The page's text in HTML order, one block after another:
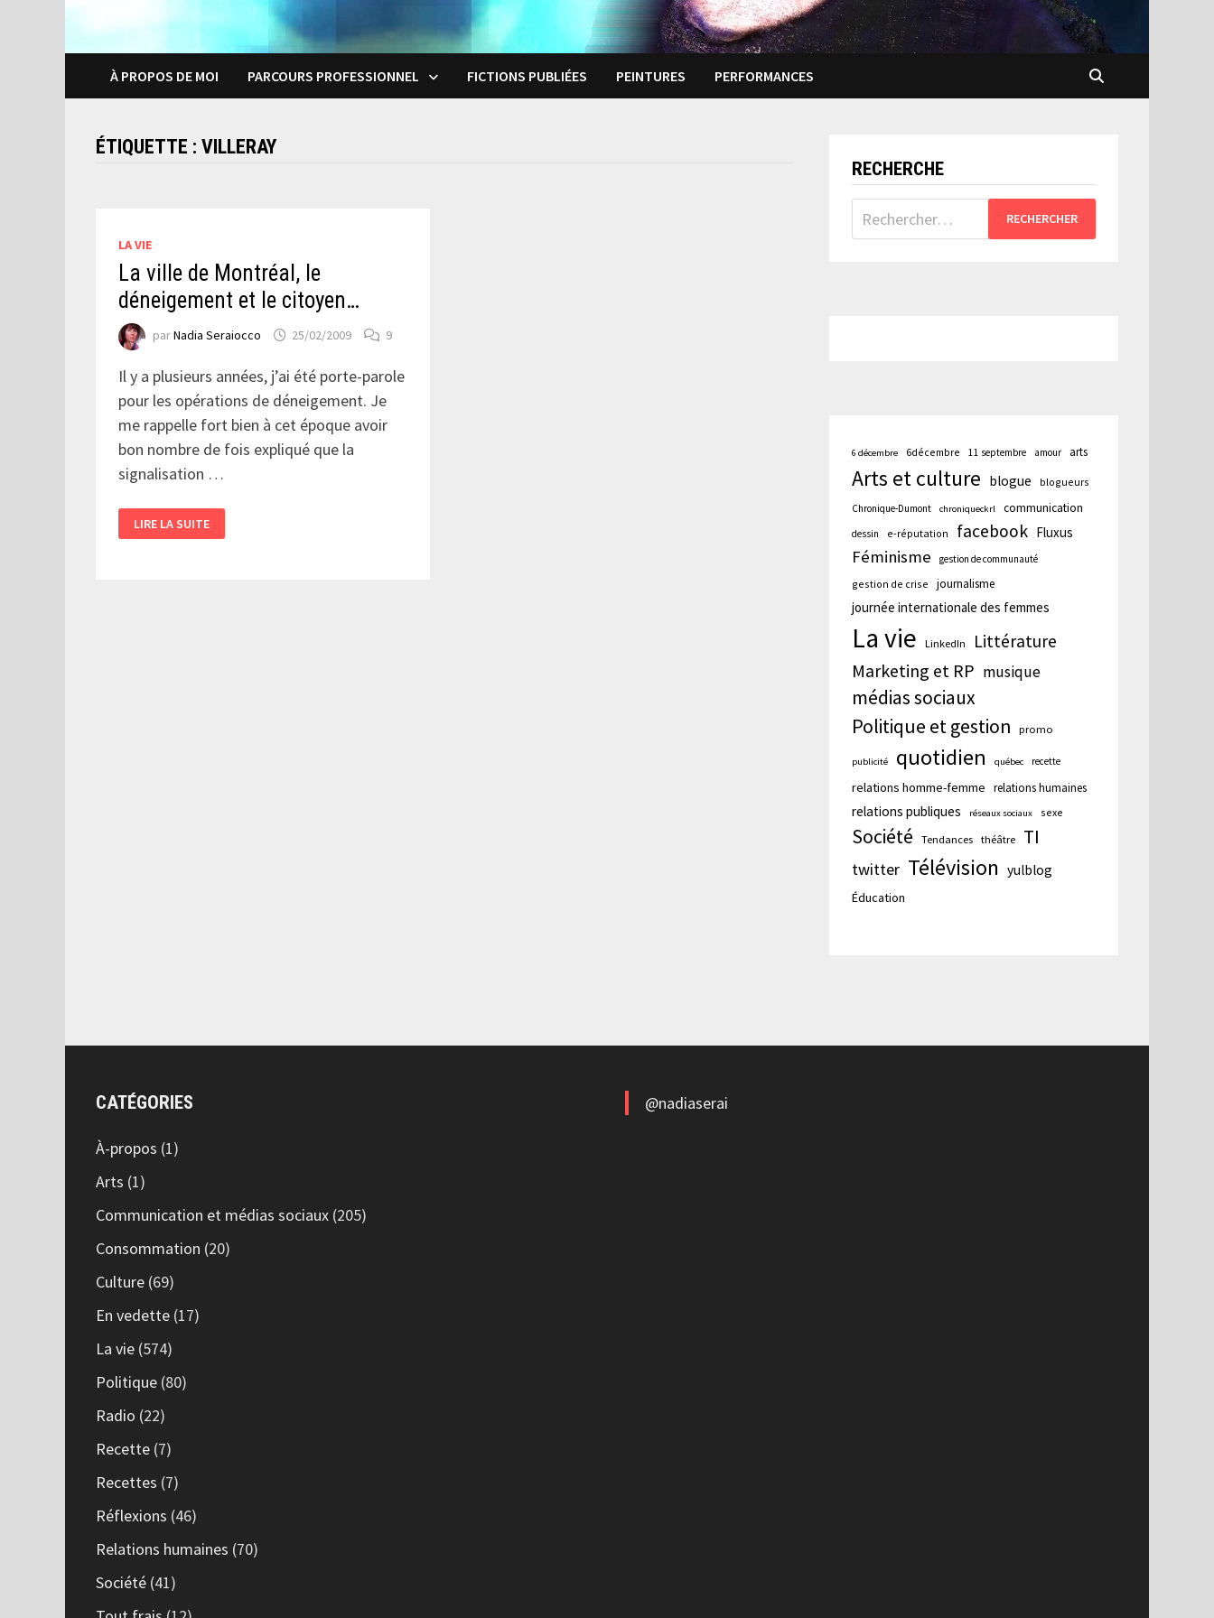
À PROPOS DE MOI PARCOURS PROFESSIONNEL FICTIONS PUBLIÉES PEINTURES PERFORMANCES
ÉTIQUETTE :VILLERAY
LA VIE
La ville de Montréal, le
déneigement et le citoyen…
parNadia Seraiocco 25/02/2009 9
Il y a plusieurs années, j’ai été porte-parole
pour les opérations de déneigement. Je
me rappelle fort bien à cet époque avoir
bon nombre de fois expliqué que la
signalisation …
VILLE
DE
LIRE LA SUITE
RECHERCHE
Rechercher :
6 décembre 6décembre 11 septembre amour arts
Arts et culture blogue blogueurs
Chronique-Dumont chroniqueckrl communication
dessin e-réputation facebook Fluxus
Féminisme gestion de communauté
gestion de crise journalisme
journée internationale des femmes
La vie LinkedIn Littérature
Marketing et RP musique
médias sociaux
Politique et gestion
promo
publicité quotidien québec recette
relations homme-femme relations humaines
relations publiques réseaux sociaux sexe
Société Tendances théâtre TI
twitter Télévision yulblog
Éducation
CATÉGORIES
À-propos (1)
Arts (1)
Communication et médias sociaux (205)
Consommation (20)
Culture (69)
En vedette (17)
La vie (574)
Politique (80)
Radio (22)
Recette (7)
Recettes (7)
Réflexions (46)
Relations humaines (70)
Société (41)
@nadiaserai